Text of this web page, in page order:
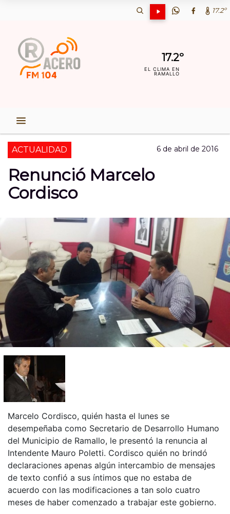
17.2º
17.2º
EL CLIMA EN
RAMALLO
ACTUALIDAD 6 de abril de 2016
Renunció Marcelo
Cordisco
Marcelo Cordisco, quién hasta el lunes se
desempeñaba como Secretario de Desarrollo Humano
del Municipio de Ramallo, le presentó la renuncia al
Intendente Mauro Poletti. Cordisco quién no brindó
declaraciones apenas algún intercambio de mensajes
de texto confió a sus íntimos que no estaba de
acuerdo con las modificaciones a tan solo cuatro
meses de haber comenzado a trabajar este gobierno.